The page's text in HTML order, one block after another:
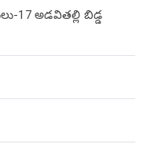
17 అడవితల్లి బిడ్డ